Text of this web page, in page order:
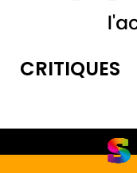
CRITIQUES